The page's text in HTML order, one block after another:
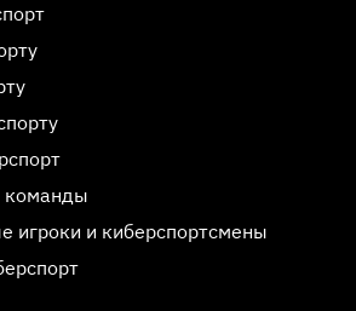
команды
игроки и киберспортсмены